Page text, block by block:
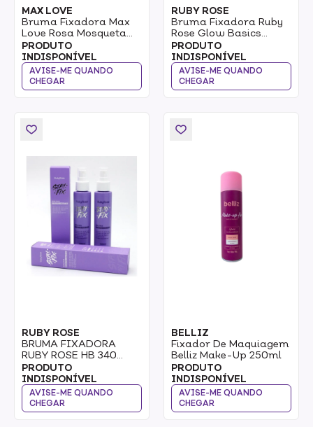
MAX LOVE
Bruma Fixadora Max
Love Rosa Mosqueta
200ml
PRODUTO
INDISPONÍVEL
AVISE-ME QUANDO
CHEGAR
RUBY ROSE
Bruma Fixadora Ruby
Rose Glow Basics
120ml
PRODUTO
INDISPONÍVEL
AVISE-ME QUANDO
CHEGAR
RUBY ROSE
BRUMA FIXADORA
RUBY ROSE HB 340
MATTE STAY FIX 120ML
PRODUTO
INDISPONÍVEL
AVISE-ME QUANDO
CHEGAR
BELLIZ
Fixador De Maquiagem
Belliz Make-Up 250ml
PRODUTO
INDISPONÍVEL
AVISE-ME QUANDO
CHEGAR